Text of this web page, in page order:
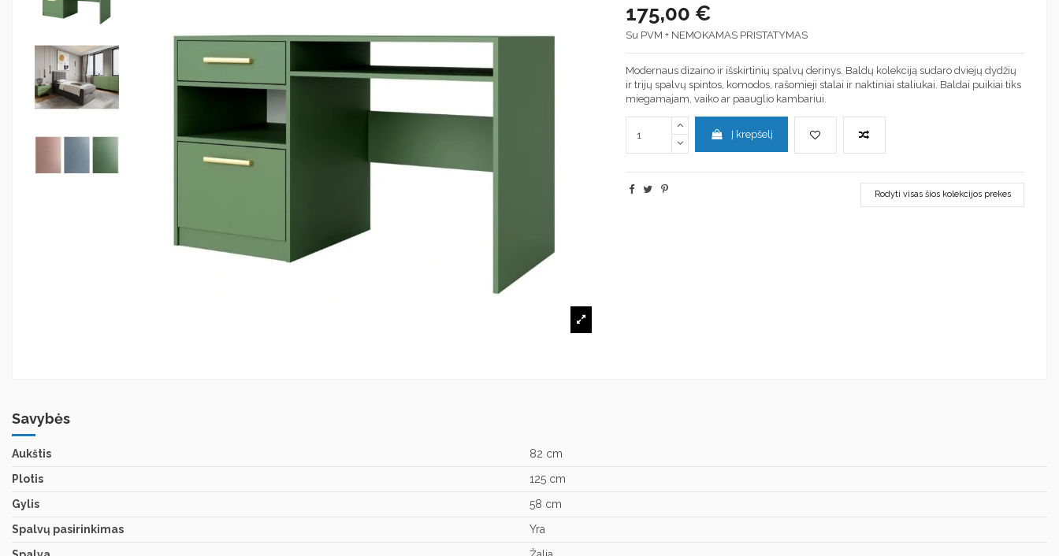
175,00 €
Su PVM + NEMOKAMAS PRISTATYMAS
Modernaus dizaino ir išskirtinių spalvų derinys. Baldų kolekciją sudaro dviejų dydžių
ir trijų spalvų spintos, komodos, rašomieji stalai ir naktiniai staliukai. Baldai puikiai tiks
miegamajam, vaiko ar paauglio kambariui.
Į krepšelį
Rodyti visas šios kolekcijos prekes
Savybės
Aukštis
82 cm
Plotis
125 cm
Gylis
58 cm
Spalvų pasirinkimas
Yra